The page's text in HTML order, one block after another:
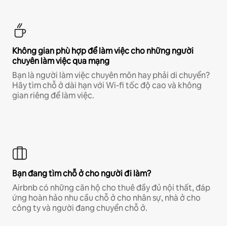
Không gian phù hợp để làm việc cho những người
chuyên làm việc qua mạng
Bạn là người làm việc chuyên môn hay phải di chuyển?
Hãy tìm chỗ ở dài hạn với Wi-fi tốc độ cao và không
gian riêng để làm việc.
Bạn đang tìm chỗ ở cho người đi làm?
Airbnb có những căn hộ cho thuê đầy đủ nội thất, đáp
ứng hoàn hảo nhu cầu chỗ ở cho nhân sự, nhà ở cho
công ty và người đang chuyển chỗ ở.